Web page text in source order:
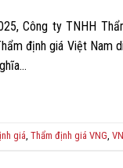
Công ty TNHH
định giá Việt Nam
giá, Thẩm định giá VNG,